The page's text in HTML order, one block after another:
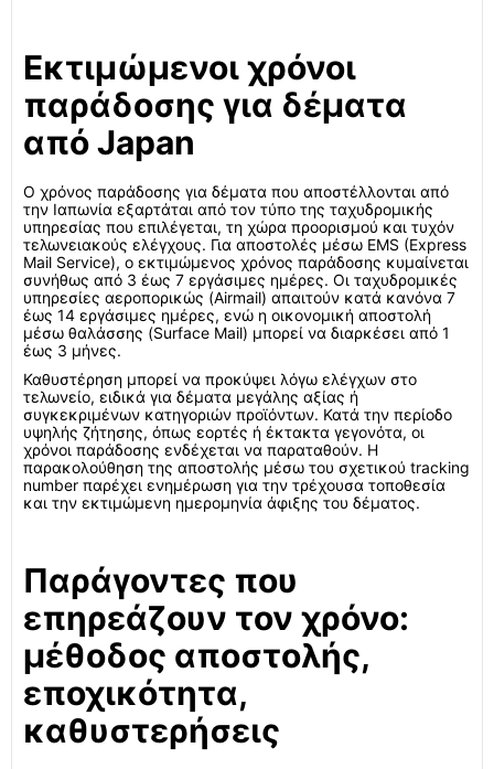
Εκτιμώμενοι χρόνοι
παράδοσης για δέματα
από Japan
Ο χρόνος παράδοσης για δέματα που αποστέλλονται από
την Ιαπωνία εξαρτάται από τον τύπο της ταχυδρομικής
υπηρεσίας που επιλέγεται, τη χώρα προορισμού και τυχόν
τελωνειακούς ελέγχους. Για αποστολές μέσω EMS (Express
Mail Service), ο εκτιμώμενος χρόνος παράδοσης κυμαίνεται
συνήθως από 3 έως 7 εργάσιμες ημέρες. Οι ταχυδρομικές
υπηρεσίες αεροπορικώς (Airmail) απαιτούν κατά κανόνα 7
έως 14 εργάσιμες ημέρες, ενώ η οικονομική αποστολή
μέσω θαλάσσης (Surface Mail) μπορεί να διαρκέσει από 1
έως 3 μήνες.
Καθυστέρηση μπορεί να προκύψει λόγω ελέγχων στο
τελωνείο, ειδικά για δέματα μεγάλης αξίας ή
συγκεκριμένων κατηγοριών προϊόντων. Κατά την περίοδο
υψηλής ζήτησης, όπως εορτές ή έκτακτα γεγονότα, οι
χρόνοι παράδοσης ενδέχεται να παραταθούν. Η
παρακολούθηση της αποστολής μέσω του σχετικού tracking
number παρέχει ενημέρωση για την τρέχουσα τοποθεσία
και την εκτιμώμενη ημερομηνία άφιξης του δέματος.
Παράγοντες που
επηρεάζουν τον χρόνο:
μέθοδος αποστολής,
εποχικότητα,
καθυστερήσεις